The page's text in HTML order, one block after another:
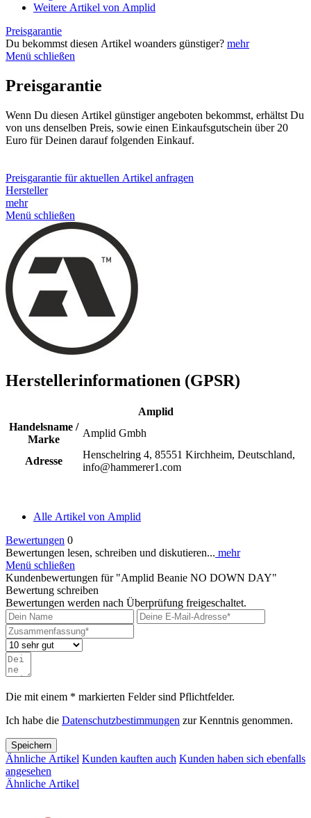
Weitere Artikel von Amplid
Preisgarantie
Du bekommst diesen Artikel woanders günstiger? mehr
Menü schließen
Preisgarantie
Wenn Du diesen Artikel günstiger angeboten bekommst, erhältst Du
von uns denselben Preis, sowie einen Einkaufsgutschein über 20
Euro für Deinen darauf folgenden Einkauf.
Preisgarantie für aktuellen Artikel anfragen
Hersteller
mehr
Menü schließen
Herstellerinformationen (GPSR)
Amplid
Handelsname /
Marke
Amplid Gmbh
Adresse
Henschelring 4, 85551 Kirchheim, Deutschland,
info@hammerer1.com
Alle Artikel von Amplid
Bewertungen 0
Bewertungen lesen, schreiben und diskutieren... mehr
Menü schließen
Kundenbewertungen für "Amplid Beanie NO DOWN DAY"
Bewertung schreiben
Bewertungen werden nach Überprüfung freigeschaltet.
Die mit einem * markierten Felder sind Pflichtfelder.
Ich habe die Datenschutzbestimmungen zur Kenntnis genommen.
Speichern
Ähnliche Artikel Kunden kauften auch Kunden haben sich ebenfalls
angesehen
Ähnliche Artikel